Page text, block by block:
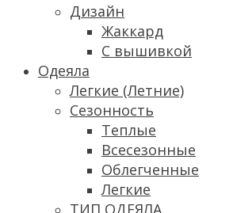
Дизайн
Жаккард
С вышивкой
Одеяла
Легкие (Летние)
Сезонность
Теплые
Всесезонные
Облегченные
Легкие
ТИП ОДЕЯЛА